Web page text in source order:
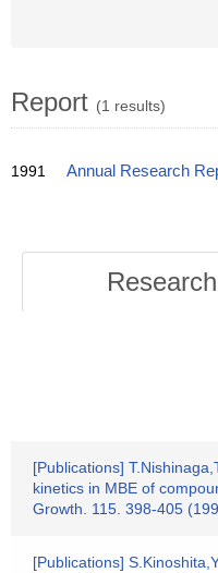
Report (1 results)
1991 Annual Research
[Publications]
kinetics in MBE of
Growth. 115. 398-405
[Publications]